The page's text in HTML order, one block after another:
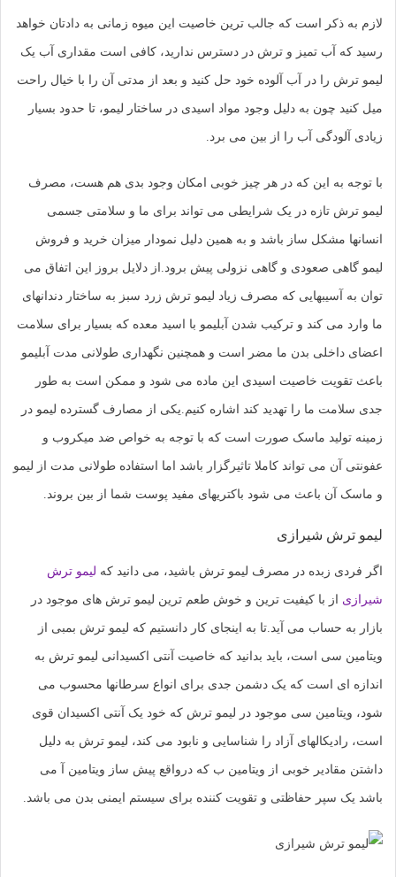
لازم به ذکر است که جالب ترین خاصیت این میوه زمانی به دادتان خواهد
رسید که آب تمیز و ترش در دسترس ندارید، کافی است مقداری آب یک
لیمو ترش را در آب آلوده خود حل کنید و بعد از مدتی آن را با خیال راحت
میل کنید چون به دلیل وجود مواد اسیدی در ساختار لیمو، تا حدود بسیار
زیادی آلودگی آب را از بین می برد.
با توجه به این که در هر چیز خوبی امکان وجود بدی هم هست، مصرف
لیمو ترش تازه در یک شرایطی می تواند برای ما و سلامتی جسمی
انسانها مشکل ساز باشد و به همین دلیل نمودار میزان خرید و فروش
لیمو گاهی صعودی و گاهی نزولی پیش برود.از دلایل بروز این اتفاق می
توان به آسیبهایی که مصرف زیاد لیمو ترش زرد سبز به ساختار دندانهای
ما وارد می کند و ترکیب شدن آبلیمو با اسید معده که بسیار برای سلامت
اعضای داخلی بدن ما مضر است و همچنین نگهداری طولانی مدت آبلیمو
باعث تقویت خاصیت اسیدی این ماده می شود و ممکن است به طور
جدی سلامت ما را تهدید کند اشاره کنیم.یکی از مصارف گسترده لیمو در
زمینه تولید ماسک صورت است که با توجه به خواص ضد میکروب و
عفونتی آن می تواند کاملا تاثیرگزار باشد اما استفاده طولانی مدت از لیمو
و ماسک آن باعث می شود باکتریهای مفید پوست شما از بین بروند.
لیمو ترش شیرازی
اگر فردی زبده در مصرف لیمو ترش باشید، می دانید کهلیمو ترش
شیرازی از با کیفیت ترین و خوش طعم ترین لیمو ترش های موجود در
بازار به حساب می آید.تا به اینجای کار دانستیم که لیمو ترش بمبی از
ویتامین سی است، باید بدانید که خاصیت آنتی اکسیدانی لیمو ترش به
اندازه ای است که یک دشمن جدی برای انواع سرطانها محسوب می
شود، ویتامین سی موجود در لیمو ترش که خود یک آنتی اکسیدان قوی
است، رادیکالهای آزاد را شناسایی و نابود می کند، لیمو ترش به دلیل
داشتن مقادیر خوبی از ویتامین ب که درواقع پیش ساز ویتامین آ می
باشد یک سپر حفاظتی و تقویت کننده برای سیستم ایمنی بدن می باشد.